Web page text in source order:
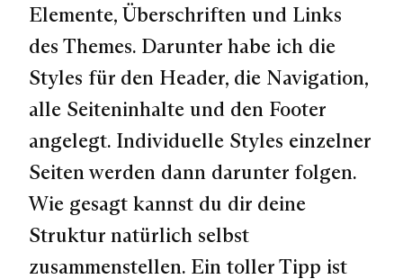
Elemente, Überschriften und Links
des Themes. Darunter habe ich die
Styles für den Header, die Navigation,
alle Seiteninhalte und den Footer
angelegt. Individuelle Styles einzelner
Seiten werden dann darunter folgen.
Wie gesagt kannst du dir deine
Struktur natürlich selbst
zusammenstellen. Ein toller Tipp ist